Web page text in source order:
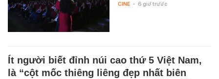
CINE - 6 giờ trước
Ít người biết đỉnh núi cao thứ 5 Việt Nam,
là “cột mốc thiêng liêng đẹp nhất biên